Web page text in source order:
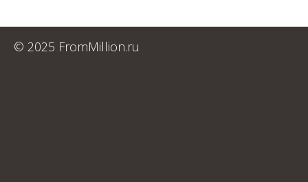
© 2025 FromMillion.ru